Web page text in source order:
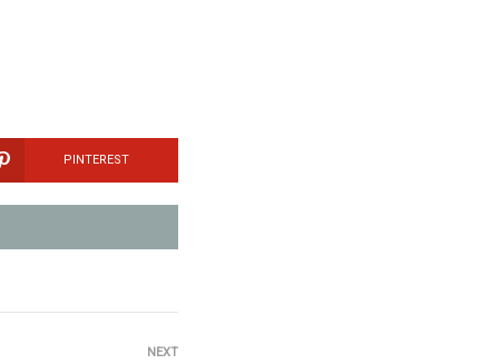
PINTEREST
NEXT